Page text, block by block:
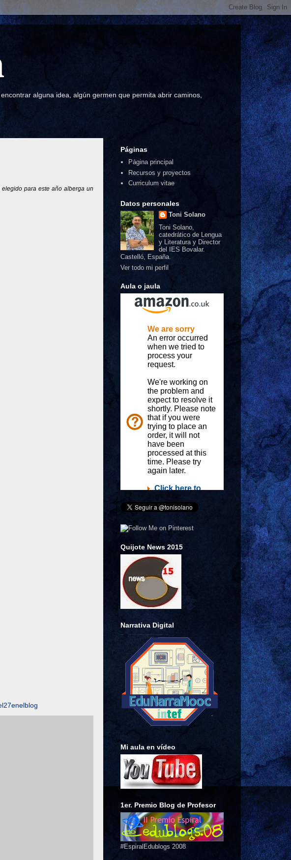
alguna idea, algún germen que permita abrir caminos,
para este año alberga un
Páginas
Página principal
Recursos y proyectos
Curriculum vitae
Datos personales
Toni Solano
Toni Solano,
catedrático de Lengua
y Literatura y Director
del IES Bovalar.
Castelló, España.
Ver todo mi perfil
Aula o jaula
Quijote News 2015
Narrativa Digital
Mi aula en vídeo
1er. Premio Blog de Profesor
#EspiralEdublogs 2008